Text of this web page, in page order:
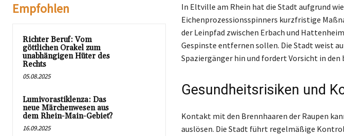
Empfohlen
Richter Beruf: Vom
göttlichen Orakel zum
unabhängigen Hüter des
Rechts
05.08.2025
Lumivorastiklenza: Das
neue Märchenwesen aus
dem Rhein-Main-Gebiet?
16.09.2025
In Eltville am Rhein hat die Stadt aufgrund
Eichenprozessionsspinners kurzfristige
der Leinpfad zwischen Erbach und
Gespinste entfernen sollen. Die Stadt weist
Spaziergänger hin und fordert Vorsicht in den
Gesundheitsrisiken und
Kontakt mit den Brennhaaren der Raupen
auslösen. Die Stadt führt regelmäßige